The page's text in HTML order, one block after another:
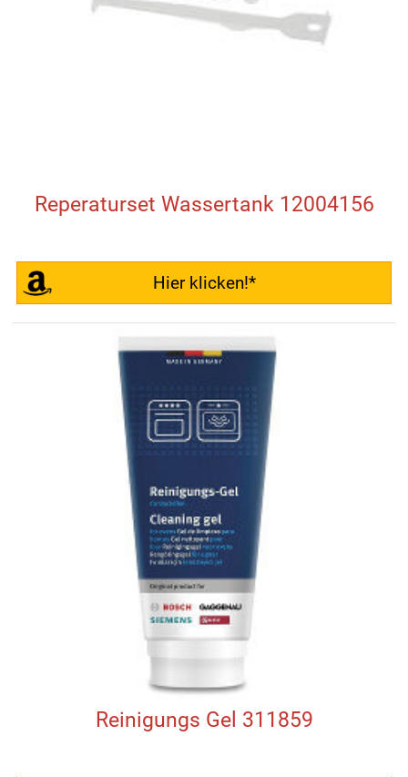
Reperaturset Wassertank 12004156
Hier klicken!*
Reinigungs Gel 311859